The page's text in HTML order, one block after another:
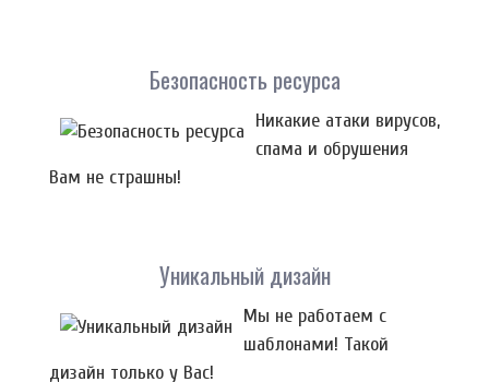
Безопасность ресурса
Никакие атаки вирусов,
спама и обрушения
Вам не страшны!
Уникальный дизайн
Мы не работаем с
шаблонами! Такой
дизайн только у Вас!